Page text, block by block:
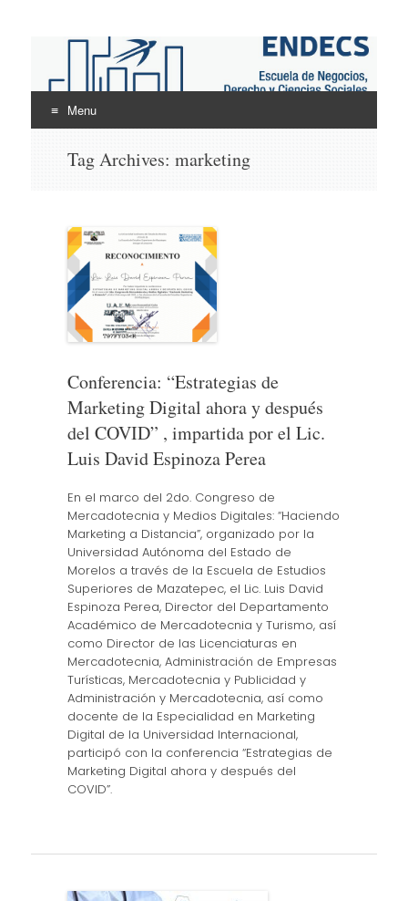
ENDECS
Escuela de Negocios Derecho y Ciencias Sociales
Menu
Tag Archives: marketing
Conferencia: “Estrategias de
Marketing Digital ahora y después
del COVID” , impartida por el Lic.
Luis David Espinoza Perea
En el marco del 2do. Congreso de
Mercadotecnia y Medios Digitales: “Haciendo
Marketing a Distancia”, organizado por la
Universidad Autónoma del Estado de
Morelos a través de la Escuela de Estudios
Superiores de Mazatepec, el Lic. Luis David
Espinoza Perea, Director del Departamento
Académico de Mercadotecnia y Turismo, así
como Director de las Licenciaturas en
Mercadotecnia, Administración de Empresas
Turísticas, Mercadotecnia y Publicidad y
Administración y Mercadotecnia, así como
docente de la Especialidad en Marketing
Digital de la Universidad Internacional,
participó con la conferencia “Estrategias de
Marketing Digital ahora y después del
COVID”.